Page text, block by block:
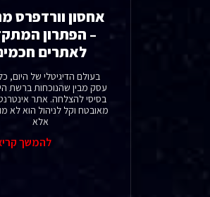
אחסון וורדפרס
– הפתרון
לאתרים
בעולם הדיגיטלי של היום,
עסק מבין שהנוכחות ברשת
בסיסי להצלחה. אתר
מאובטח וקל לניהול הוא לא
אלא
להמשך